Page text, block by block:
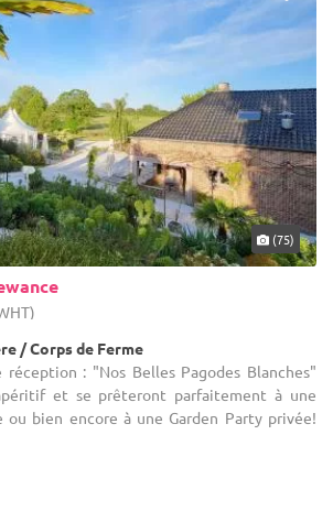
(75)
/ Corps de Ferme
: "Nos Belles Pagodes Blanches"
et se prêteront parfaitement à une
ou bien encore à une Garden Party privée!